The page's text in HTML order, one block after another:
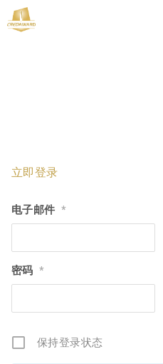
立即登录
电子邮件 *
密码 *
保持登录状态